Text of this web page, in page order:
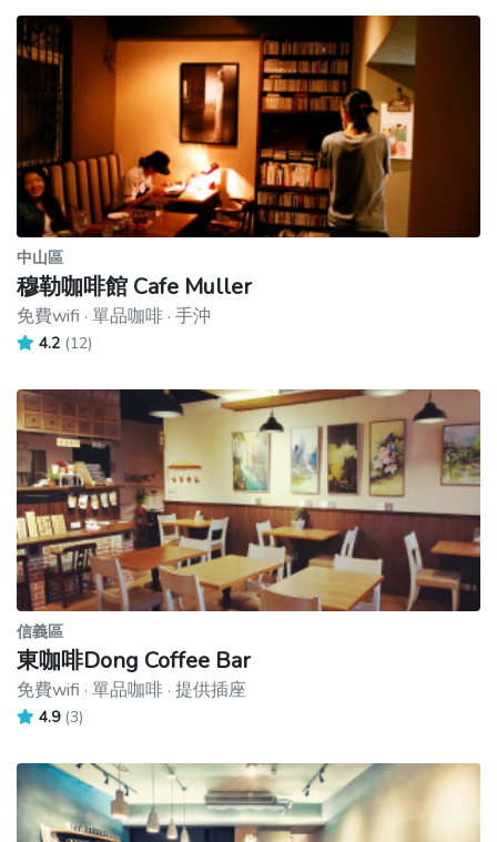
中山區
穆勒咖啡館 Cafe Muller
免費wifi · 單品咖啡 · 手沖
4.2 (12)
信義區
東咖啡Dong Coffee Bar
免費wifi · 單品咖啡 · 提供插座
4.9 (3)